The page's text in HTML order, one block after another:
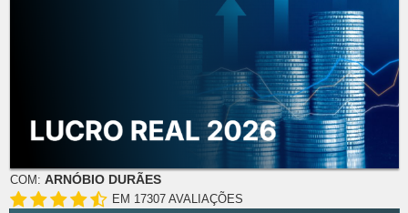
COM: ARNÓBIO DURÃES
EM 17307 AVALIAÇÕES